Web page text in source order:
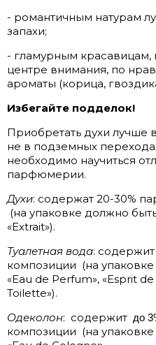
- романтичным натурам
запахи;
- гламурным
центре внимания, по
ароматы (корица,
Избегайте подделок!
Приобретать духи лучше
не в подземных
необходимо научиться
парфюмерии.
Духи: содержат 20-30%
(на упаковке должно
«Extrait»).
Туалетная вода: содержит
композиции (на
«Eau de Perfum», «Esprit
Toilette»).
Одеколон: содержит до
композиции (на